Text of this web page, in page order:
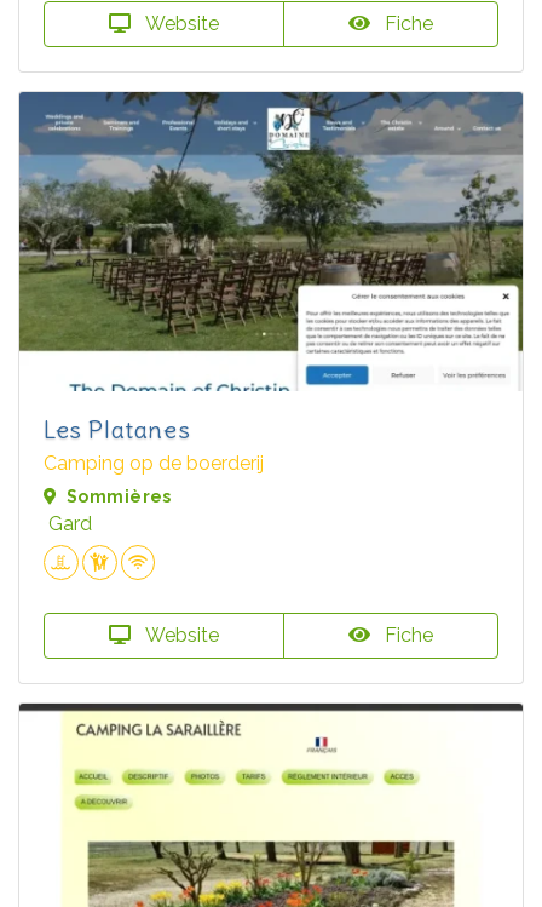
Website Fiche
Les Platanes
Camping op de boerderij
Sommières
Gard
Website Fiche